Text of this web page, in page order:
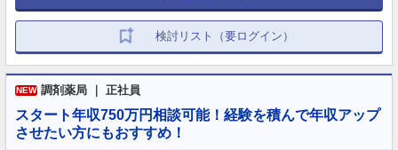
検討リスト（要ログイン）
NEW 調剤薬局 ｜ 正社員
スタート年収750万円相談可能！経験を積んで年収アップ
させたい方にもおすすめ！